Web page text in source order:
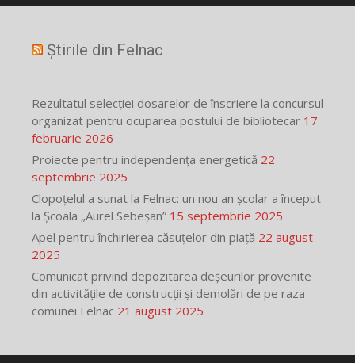
Știrile din Felnac
Rezultatul selecției dosarelor de înscriere la concursul
organizat pentru ocuparea postului de bibliotecar 17
februarie 2026
Proiecte pentru independența energetică 22
septembrie 2025
Clopoțelul a sunat la Felnac: un nou an școlar a început
la Școala „Aurel Sebeșan” 15 septembrie 2025
Apel pentru închirierea căsuțelor din piață 22 august
2025
Comunicat privind depozitarea deșeurilor provenite
din activitățile de construcții și demolări de pe raza
comunei Felnac 21 august 2025